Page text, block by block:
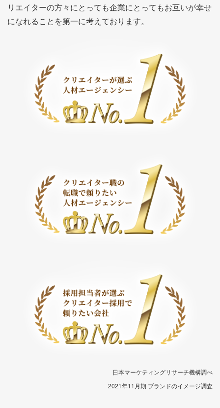
リエイターの方々にとっても企業にとってもお互いが幸せ
になれることを第一に考えております。
日本マーケティングリサーチ機構調べ
2021年11月期 ブランドのイメージ調査